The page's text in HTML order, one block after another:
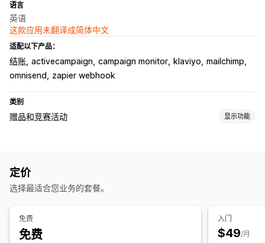
语言
英语
这款应用未翻译成简体中文
适配以下产品：
结账 activecampaign campaign monitor klaviyo mailchimp
omnisend
zapier webhook
类别
赠品和竞赛活动 显示功能
自定义
定价
选择最适合您业务的套餐。
免费
免费
入门
$49/月